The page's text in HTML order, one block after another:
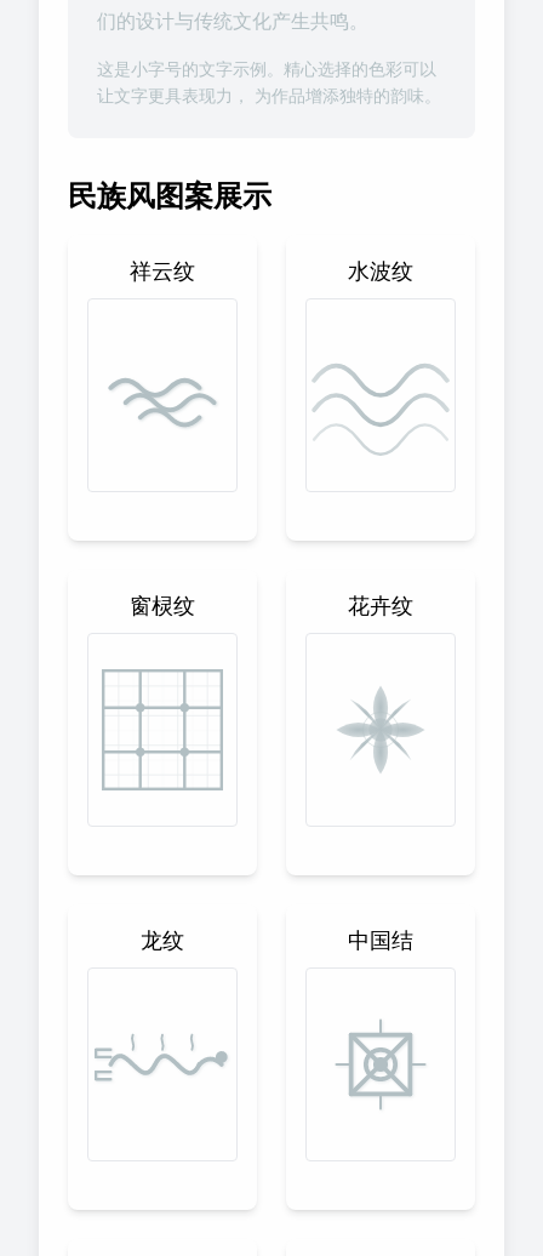
们的设计与传统文化产生共鸣。
这是小字号的文字示例。精心选择的色彩可以
让文字更具表现力， 为作品增添独特的韵味。
民族风图案展示
祥云纹 水波纹
窗棂纹 花卉纹
龙纹 中国结